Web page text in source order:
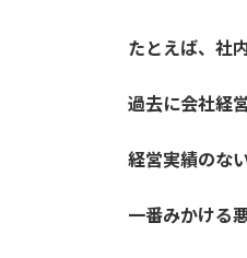
たとえば、社
過去に会社経
経営実績のな
一番みかける